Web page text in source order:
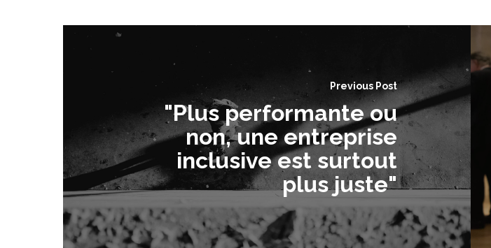
Previous Post
"Plus performante ou
non, une entreprise
inclusive est surtout
plus juste"